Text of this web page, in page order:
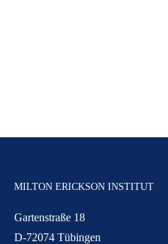
MILTON ERICKSON INSTITUT
Gartenstraße 18
D-72074 Tübingen